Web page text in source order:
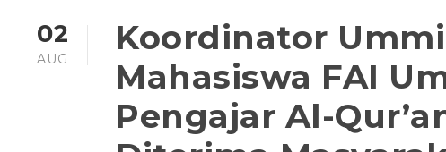
02
AUG
Koordinator
Mahasiswa FAI
Pengajar Al-